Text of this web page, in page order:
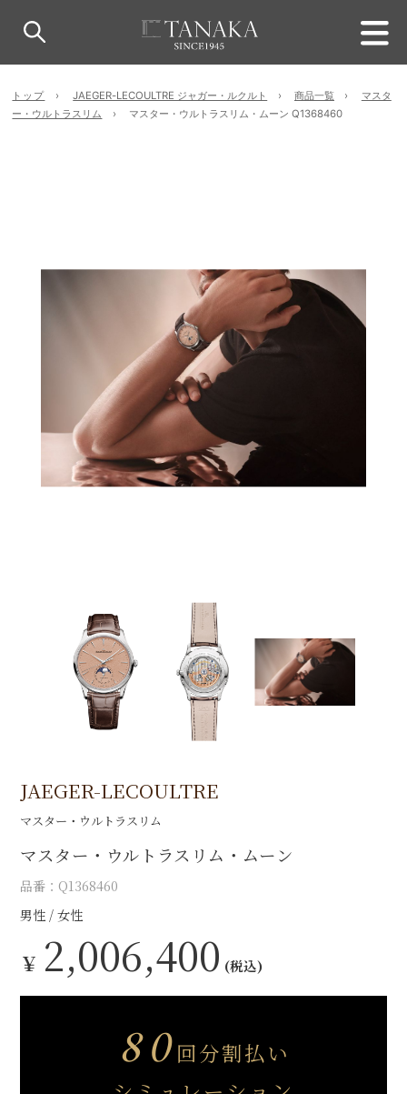
トップ JAEGER-LECOULTRE ジャガー・ルクルト 商品一覧
マスタ
ー・ウルトラスリム
マスター・ウルトラスリム・ムーン Q1368460
JAEGER-LECOULTRE
マスター・ウルトラスリム
マスター・ウルトラスリム・ムーン
品番：Q1368460
男性
女性
￥ 2,006,400 (税込)
80回分割払い